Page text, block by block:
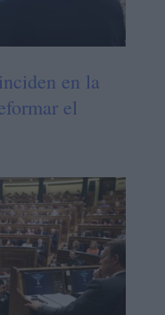
en la
el